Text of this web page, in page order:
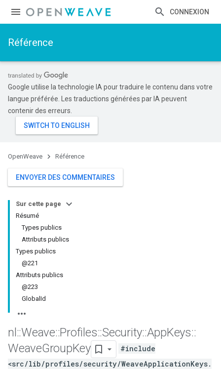
CONNEXION
Référence
Google utilise la technologie IA pour traduire le contenu dans votre
langue préférée. Les traductions générées par IA peuvent
contenir des erreurs.
OpenWeave Référence
ENVOYER DES COMMENTAIRES
Sur cette page
Résumé
Types publics
Attributs publics
Types publics
@221
Attributs publics
@223
GlobalId
nl ::Weave::Profiles::Security::AppKeys::
WeaveGroupKey
#include
<src/lib/profiles/security/WeaveApplicationKeys.